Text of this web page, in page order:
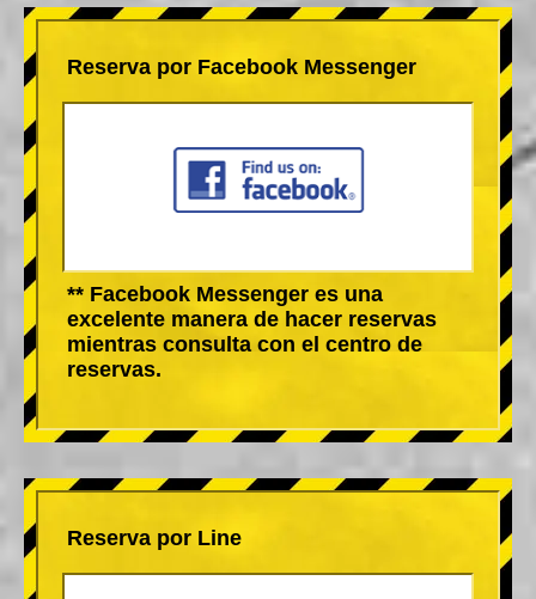
Reserva por Facebook Messenger
** Facebook Messenger es una
excelente manera de hacer reservas
mientras consulta con el centro de
reservas.
Reserva por Line